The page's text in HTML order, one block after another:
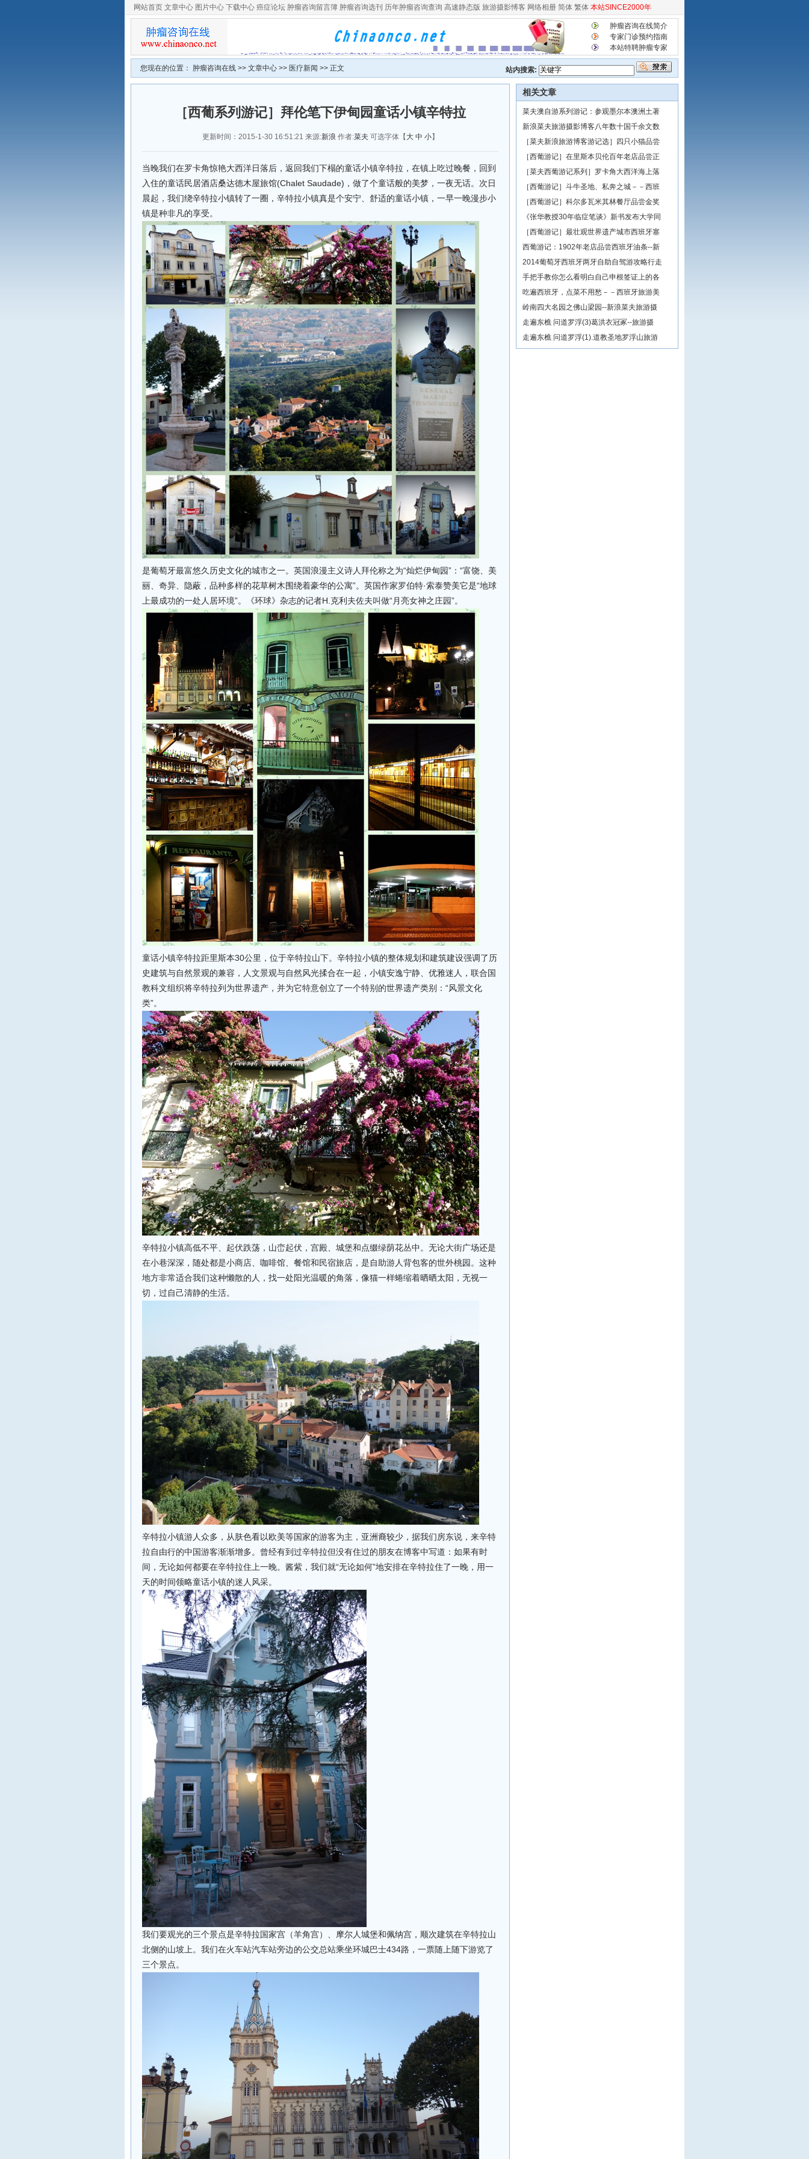
网站首页 文章中心 图片中心 下载中心 癌症论坛 肿瘤咨询留言簿 肿瘤咨询选刊 历年肿瘤咨询查询 高速静态版 旅游摄影愽客 网络相册 简体 繁体 本站SINCE2000年
肿瘤咨询在线简介
专家门诊预约指南
本站特聘肿瘤专家
站内搜索:
您现在的位置： 肿瘤咨询在线 >> 文章中心 >> 医疗新闻 >> 正文
［西葡系列游记］拜伦笔下伊甸园童话小镇辛特拉
更新时间：2015-1-30 16:51:21 来源:新浪 作者:菜夫 可选字体【 大 中 小】
当晚我们在罗卡角惊艳大西洋日落后，返回我们下榻的童话小镇辛特拉，在镇上吃过晚餐，回到
入住的童话民居酒店桑达德木屋旅馆(Chalet Saudade)，做了个童话般的美梦，一夜无话。次日
晨起，我们绕辛特拉小镇转了一圈，辛特拉小镇真是个安宁、舒适的童话小镇，一早一晚漫步小
镇是种非凡的享受。
是葡萄牙最富悠久历史文化的城市之一。英国浪漫主义诗人拜伦称之为“灿烂伊甸园”：“富饶、美
丽、奇异、隐蔽，品种多样的花草树木围绕着豪华的公寓”。英国作家罗伯特·索泰赞美它是“地球
上最成功的一处人居环境”。《环球》杂志的记者H.克利夫佐夫叫做“月亮女神之庄园”。
童话小镇辛特拉距里斯本30公里，位于辛特拉山下。辛特拉小镇的整体规划和建筑建设强调了历
史建筑与自然景观的兼容，人文景观与自然风光揉合在一起，小镇安逸宁静、优雅迷人，联合国
教科文组织将辛特拉列为世界遗产，并为它特意创立了一个特别的世界遗产类别：“风景文化
类”。
辛特拉小镇高低不平、起伏跌荡，山峦起伏，宫殿、城堡和点缀绿荫花丛中。无论大街广场还是
在小巷深深，随处都是小商店、咖啡馆、餐馆和民宿旅店，是自助游人背包客的世外桃园。这种
地方非常适合我们这种懒散的人，找一处阳光温暖的角落，像猫一样蜷缩着晒晒太阳，无视一
切，过自己清静的生活。
辛特拉小镇游人众多，从肤色看以欧美等国家的游客为主，亚洲裔较少，据我们房东说，来辛特
拉自由行的中国游客渐渐增多。曾经有到过辛特拉但没有住过的朋友在博客中写道：如果有时
间，无论如何都要在辛特拉住上一晚。酱紫，我们就“无论如何”地安排在辛特拉住了一晚，用一
天的时间领略童话小镇的迷人风采。
我们要观光的三个景点是辛特拉国家宫（羊角宫）、摩尔人城堡和佩纳宫，顺次建筑在辛特拉山
北侧的山坡上。我们在火车站汽车站旁边的公交总站乘坐环城巴士434路，一票随上随下游览了
三个景点。
相关文章
菜夫澳自游系列游记：参观墨尔本澳洲土著
新浪菜夫旅游摄影博客八年数十国千余文数
［菜夫新浪旅游博客游记选］四只小猫品尝
［西葡游记］在里斯本贝伦百年老店品尝正
［菜夫西葡游记系列］罗卡角大西洋海上落
［西葡游记］斗牛圣地、私奔之城－－西班
［西葡游记］科尔多瓦米其林餐厅品尝金奖
《张华教授30年临症笔谈》新书发布大学同
［西葡游记］最壮观世界遗产城市西班牙塞
西葡游记：1902年老店品尝西班牙油条--新
2014葡萄牙西班牙两牙自助自驾游攻略行走
手把手教你怎么看明白自己申根签证上的各
吃遍西班牙，点菜不用愁－－西班牙旅游美
岭南四大名园之佛山梁园--新浪菜夫旅游摄
走遍东樵 问道罗浮(3)葛洪衣冠冢--旅游摄
走遍东樵 问道罗浮(1).道教圣地罗浮山旅游